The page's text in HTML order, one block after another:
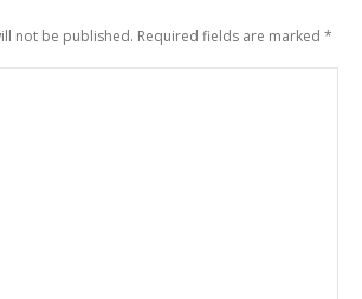
not be published. Required fields are marked *